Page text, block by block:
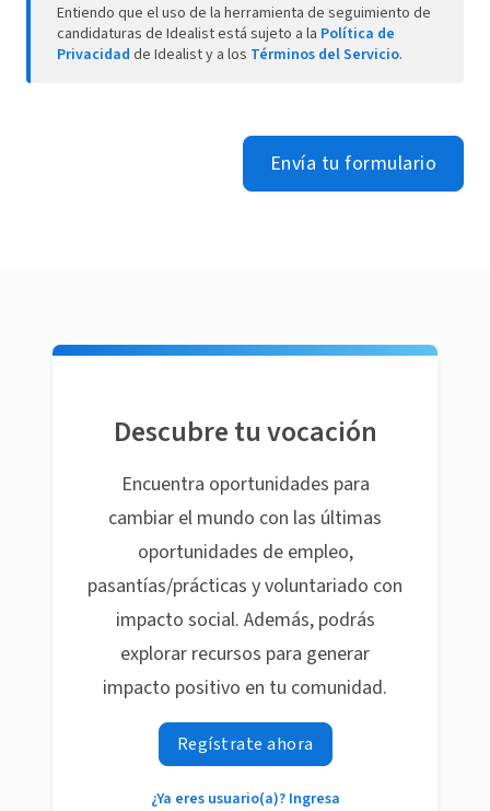
Entiendo que el uso de la herramienta de seguimiento de
candidaturas de Idealist está sujeto a la Política de
Privacidad de Idealist y a los Términos del Servicio.
Envía tu formulario
Descubre tu vocación
Encuentra oportunidades para
cambiar el mundo con las últimas
oportunidades de empleo,
pasantías/prácticas y voluntariado con
impacto social. Además, podrás
explorar recursos para generar
impacto positivo en tu comunidad.
Regístrate ahora
¿Ya eres usuario(a)? Ingresa